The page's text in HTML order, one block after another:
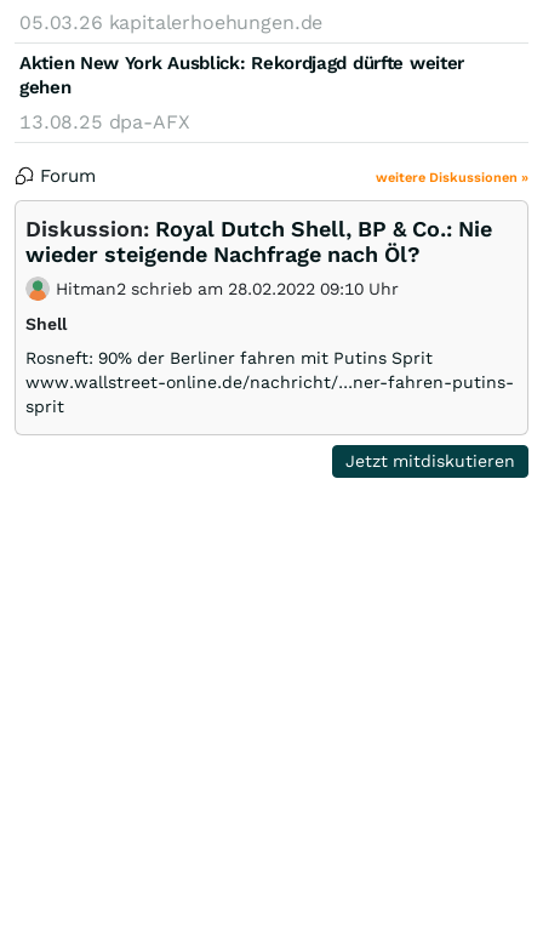
05.03.26 kapitalerhoehungen.de
Aktien New York Ausblick: Rekordjagd dürfte weiter
gehen
13.08.25 dpa-AFX
Forum weitere Diskussionen »
Diskussion: Royal Dutch Shell, BP & Co.: Nie
wieder steigende Nachfrage nach Öl?
Hitman2 schrieb am 28.02.2022 09:10 Uhr
Shell
Rosneft: 90% der Berliner fahren mit Putins Sprit
www.wallstreet-online.de/nachricht/...ner-fahren-putins-
sprit
Jetzt mitdiskutieren